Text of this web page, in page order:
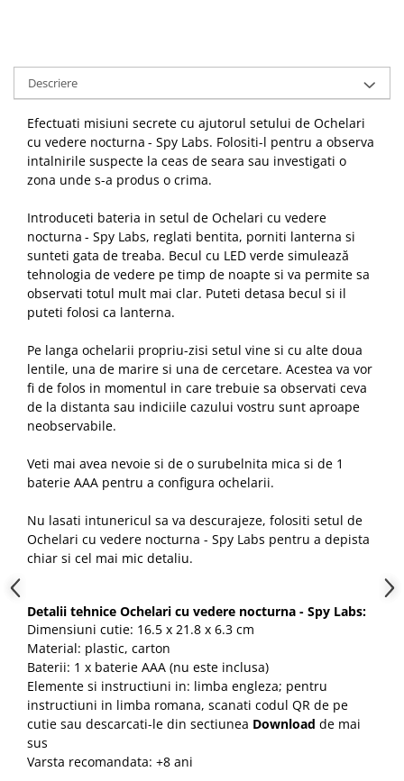
Descriere
Efectuati misiuni secrete cu ajutorul setului de Ochelari
cu vedere nocturna - Spy Labs. Folositi-l pentru a observa
intalnirile suspecte la ceas de seara sau investigati o
zona unde s-a produs o crima.
Introduceti bateria in setul de Ochelari cu vedere
nocturna - Spy Labs, reglati bentita, porniti lanterna si
sunteti gata de treaba. Becul cu LED verde simulează
tehnologia de vedere pe timp de noapte si va permite sa
observati totul mult mai clar. Puteti detasa becul si il
puteti folosi ca lanterna.
Pe langa ochelarii propriu-zisi setul vine si cu alte doua
lentile, una de marire si una de cercetare. Acestea va vor
fi de folos in momentul in care trebuie sa observati ceva
de la distanta sau indiciile cazului vostru sunt aproape
neobservabile.
Veti mai avea nevoie si de o surubelnita mica si de 1
baterie AAA pentru a configura ochelarii.
Nu lasati intunericul sa va descurajeze, folositi setul de
Ochelari cu vedere nocturna - Spy Labs pentru a depista
chiar si cel mai mic detaliu.
Detalii tehnice Ochelari cu vedere nocturna - Spy Labs:
Dimensiuni cutie: 16.5 x 21.8 x 6.3 cm
Material: plastic, carton
Baterii: 1 x baterie AAA (nu este inclusa)
Elemente si instructiuni in: limba engleza; pentru
instructiuni in limba romana, scanati codul QR de pe
cutie sau descarcati-le din sectiunea Download de mai
sus
Varsta recomandata: +8 ani